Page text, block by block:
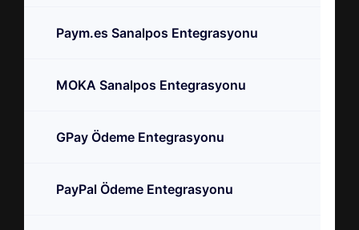
Paym.es Sanalpos Entegrasyonu
MOKA Sanalpos Entegrasyonu
GPay Ödeme Entegrasyonu
PayPal Ödeme Entegrasyonu